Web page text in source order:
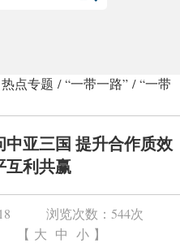
热点专题 /“一带一路” /“一带
中亚三国 提升合作质效
互利共赢
浏览次数： 544次
【 大 中 小 】